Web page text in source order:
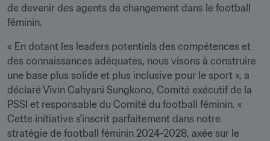
de devenir des agents de changement dans le football
féminin.
« En dotant les leaders potentiels des compétences et
des connaissances adéquates, nous visons à construire
une base plus solide et plus inclusive pour le sport », a
déclaré Vivin Cahyani Sungkono, Comité exécutif de la
PSSI et responsable du Comité du football féminin. «
Cette initiative s'inscrit parfaitement dans notre
stratégie de football féminin 2024-2028, axée sur le